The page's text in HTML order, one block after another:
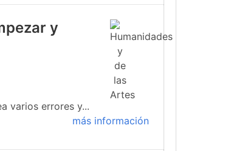
y
varios errores y...
más información